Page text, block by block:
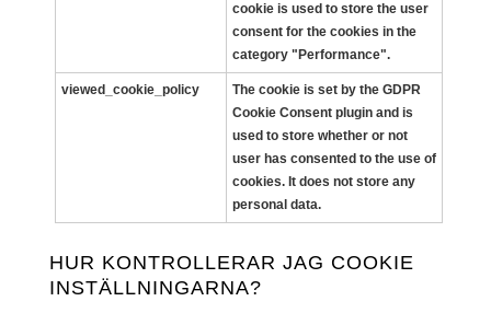
cookie is used to store the user
consent for the cookies in the
category "Performance".
viewed_cookie_policy
The cookie is set by the GDPR
Cookie Consent plugin and is
used to store whether or not
user has consented to the use of
cookies. It does not store any
personal data.
HUR KONTROLLERAR JAG COOKIE
INSTÄLLNINGARNA?